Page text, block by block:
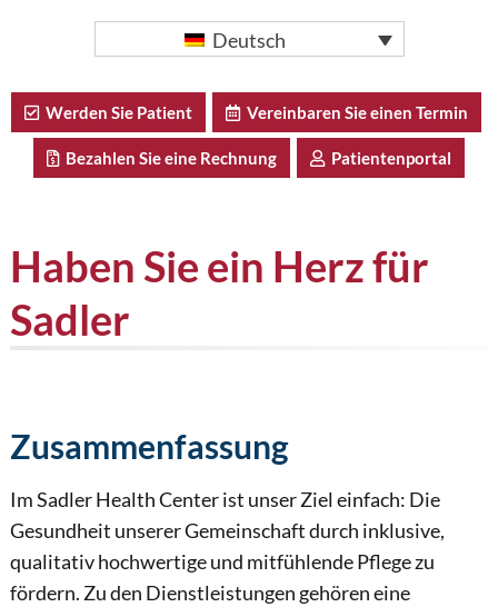
Deutsch
Werden Sie Patient Vereinbaren Sie einen Termin
Bezahlen Sie eine Rechnung Patientenportal
Haben Sie ein Herz für
Sadler
Zusammenfassung
Im Sadler Health Center ist unser Ziel einfach: Die
Gesundheit unserer Gemeinschaft durch inklusive,
qualitativ hochwertige und mitfühlende Pflege zu
fördern. Zu den Dienstleistungen gehören eine